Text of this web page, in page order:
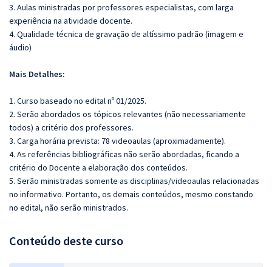
3. Aulas ministradas por professores especialistas, com larga
experiência na atividade docente.
4. Qualidade técnica de gravação de altíssimo padrão (imagem e
áudio)
Mais Detalhes:
1. Curso baseado no edital nº 01/2025.
2. Serão abordados os tópicos relevantes (não necessariamente
todos) a critério dos professores.
3. Carga horária prevista: 78 videoaulas (aproximadamente).
4. As referências bibliográficas não serão abordadas, ficando a
critério do Docente a elaboração dos conteúdos.
5. Serão ministradas somente as disciplinas/videoaulas relacionadas
no informativo. Portanto, os demais conteúdos, mesmo constando
no edital, não serão ministrados.
Conteúdo deste curso